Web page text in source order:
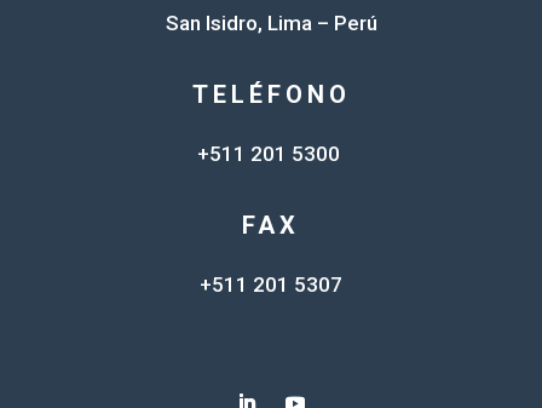
San Isidro, Lima – Perú
TELÉFONO
+511 201 5300
FAX
+511 201 5307